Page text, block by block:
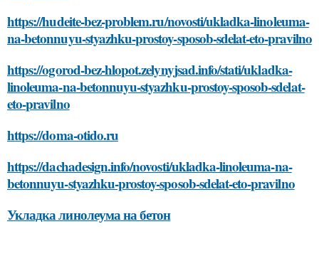
https://hudeite-bez-problem.ru/novosti/ukladka-linoleuma-
na-betonnuyu-styazhku-prostoy-sposob-sdelat-eto-pravilno
https://ogorod-bez-hlopot.zelynyjsad.info/stati/ukladka-
linoleuma-na-betonnuyu-styazhku-prostoy-sposob-sdelat-
eto-pravilno
https://doma-otido.ru
https://dachadesign.info/novosti/ukladka-linoleuma-na-
betonnuyu-styazhku-prostoy-sposob-sdelat-eto-pravilno
Укладка линолеума на бетон